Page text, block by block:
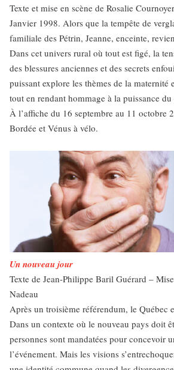
Texte et mise en scène de Rosalie Cournoyer
Janvier 1998. Alors que la tempête de
familiale des Pétrin, Jeanne, enceinte,
Dans cet univers rural où tout est figé, la
des blessures anciennes et des secrets
puissant explore les thèmes de la maternité
tout en rendant hommage à la puissance
À l’affiche du 16 septembre au 11 octobre
Bordée et Vénus à vélo.
Un nouveau jour
Texte de Jean-Philippe Baril Guérard –
Nadeau
Après un troisième référendum, le Québec
Dans un contexte où le nouveau pays doit
personnes sont mandatées pour concevoir
l’événement. Mais les visions